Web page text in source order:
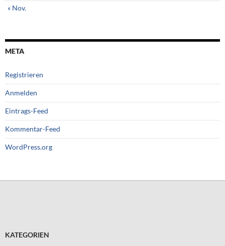
« Nov.
META
Registrieren
Anmelden
Eintrags-Feed
Kommentar-Feed
WordPress.org
KATEGORIEN